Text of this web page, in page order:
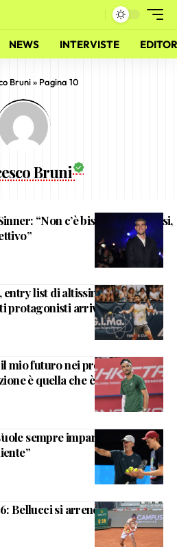
NEWS INTERVISTE
Bruni» Pagina 10
Bruni
“Non c’è bisogno di odiarsi,
list di altissimo livello: da
protagonisti arrivano da Roma
mio futuro nei prossimi mesi.
è quella che è”
sempre imparare qualcosa
Bellucci si arrende in due set a